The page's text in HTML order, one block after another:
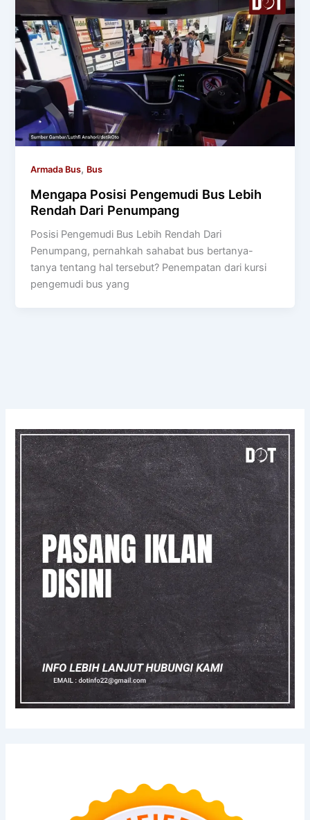
Armada Bus, Bus
Mengapa Posisi Pengemudi Bus Lebih
Rendah Dari Penumpang
Posisi Pengemudi Bus Lebih Rendah Dari
Penumpang, pernahkah sahabat bus bertanya-
tanya tentang hal tersebut? Penempatan dari kursi
pengemudi bus yang